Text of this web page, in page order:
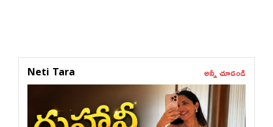
Neti Tara అన్నీ చూడండి